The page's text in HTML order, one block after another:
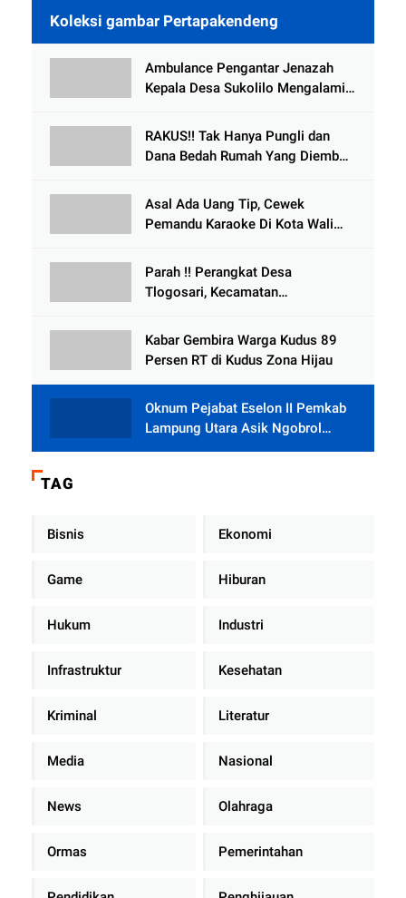
Koleksi gambar Pertapakendeng
Ambulance Pengantar Jenazah
Kepala Desa Sukolilo Mengalami
Meninggal Dunia
RAKUS!! Tak Hanya Pungli dan
Dana Bedah Rumah Yang Diembat,
Tlogowungu, di Duga
Selewengkan Bantuan Mushola
Asal Ada Uang Tip, Cewek
Pemandu Karaoke Di Kota Wali
Parah !! Perangkat Desa
Tlogosari, Kecamatan
Rumah dari BAZNAS
Kabar Gembira Warga Kudus 89
Persen RT di Kudus Zona Hijau
Oknum Pejabat Eselon II Pemkab
Lampung Utara Asik Ngobrol
Dengan Teman Kencan Wanitanya
TAG
Bisnis Ekonomi
Game Hiburan
Hukum Industri
Infrastruktur Kesehatan
Kriminal Literatur
Media Nasional
News Olahraga
Ormas Pemerintahan